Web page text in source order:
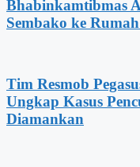
Bhabinkamtibmas
Sembako ke
Tim Resmob
Ungkap Kasus
Diamankan